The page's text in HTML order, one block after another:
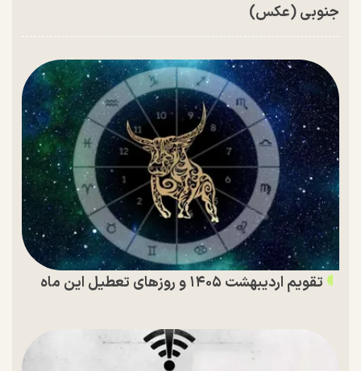
جنوبی (عکس)
تقویم اردیبهشت ۱۴۰۵ و روز‌های تعطیل این ماه